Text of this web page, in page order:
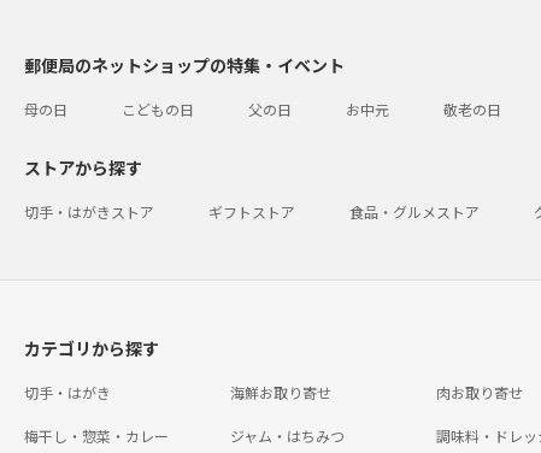
郵便局のネットショップの特集・イベント
母の日 こどもの日 父の日 お中元 敬老の日
ストアから探す
切手・はがきストア ギフトストア 食品・グルメストア
カテゴリから探す
切手・はがき 海鮮お取り寄せ 肉お取り寄せ
梅干し・惣菜・カレー ジャム・はちみつ 調味料・ドレ